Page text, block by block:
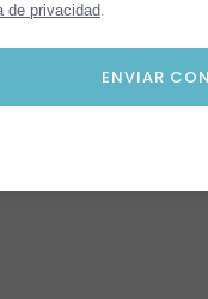
de privacidad.